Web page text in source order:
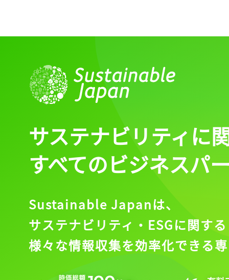
サステナビリティに
すべてのビジネスパ
Sustainable Japanは、
サステナビリティ・ESGに関する
様々な情報収集を効率化できる